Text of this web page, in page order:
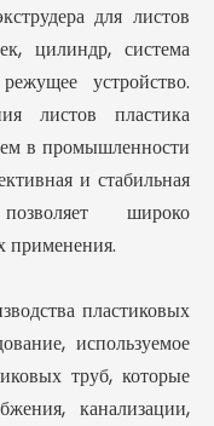
для листов
цилиндр, система
устройство.
листов пластика
в промышленности
и стабильная
широко
применения.
пластиковых
используемое
труб, которые
канализации,